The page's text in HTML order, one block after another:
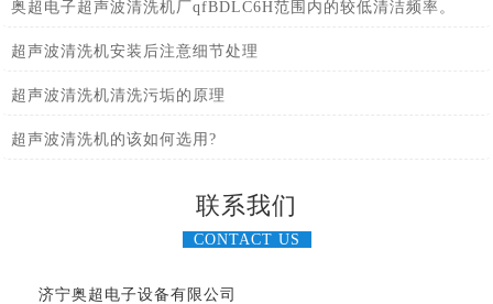
奥超电子超声波清洗机厂qfBDLC6H范围内的较低清洁频率。
超声波清洗机安装后注意细节处理
超声波清洗机清洗污垢的原理
超声波清洗机的该如何选用?
联系我们
CONTACT US
济宁奥超电子设备有限公司